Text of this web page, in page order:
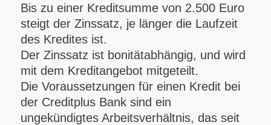
Bis zu einer Kreditsumme von 2.500 Euro
steigt der Zinssatz, je länger die Laufzeit
des Kredites ist.
Der Zinssatz ist bonitätabhängig, und wird
mit dem Kreditangebot mitgeteilt.
Die Voraussetzungen für einen Kredit bei
der Creditplus Bank sind ein
ungekündigtes Arbeitsverhältnis, das seit